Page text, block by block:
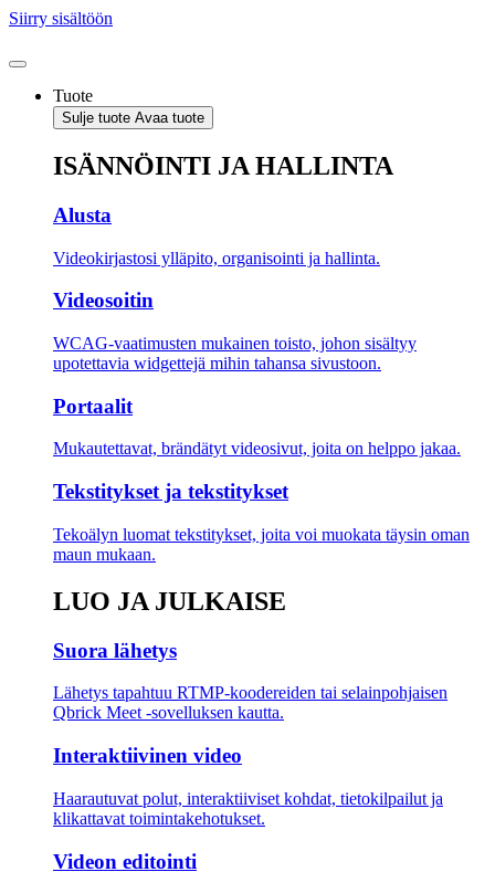
Siirry sisältöön
Tuote
Sulje tuote Avaa tuote
ISÄNNÖINTI JA HALLINTA
Alusta
Videokirjastosi ylläpito, organisointi ja hallinta.
Videosoitin
WCAG-vaatimusten mukainen toisto, johon sisältyy
upotettavia widgettejä mihin tahansa sivustoon.
Portaalit
Mukautettavat, brändätyt videosivut, joita on helppo jakaa.
Tekstitykset ja tekstitykset
Tekoälyn luomat tekstitykset, joita voi muokata täysin oman
maun mukaan.
LUO JA JULKAISE
Suora lähetys
Lähetys tapahtuu RTMP-koodereiden tai selainpohjaisen
Qbrick Meet -sovelluksen kautta.
Interaktiivinen video
Haarautuvat polut, interaktiiviset kohdat, tietokilpailut ja
klikattavat toimintakehotukset.
Videon editointi